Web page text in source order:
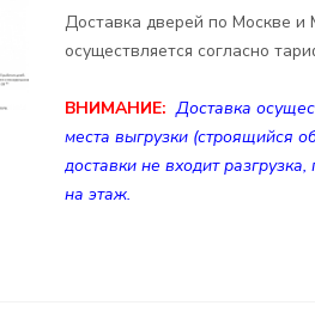
Доставка дверей по Москве и
осуществляется согласно
ВНИМАНИЕ: Доставка
места выгрузки (строящийся
доставки не входит
на этаж.